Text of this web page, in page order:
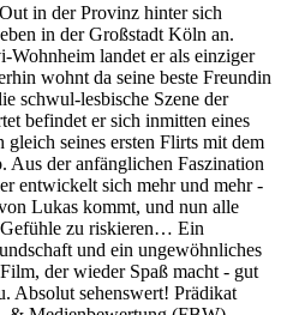
in der Provinz hinter sich
in der Großstadt Köln an.
landet er als einziger
wohnt da seine beste Freundin
schwul-lesbische Szene der
befindet er sich inmitten eines
gleich seines ersten Flirts mit dem
Aus der anfänglichen Faszination
entwickelt sich mehr und mehr -
Lukas kommt, und nun alle
zu riskieren… Ein
und ein ungewöhnliches
der wieder Spaß macht - gut
Absolut sehenswert! Prädikat